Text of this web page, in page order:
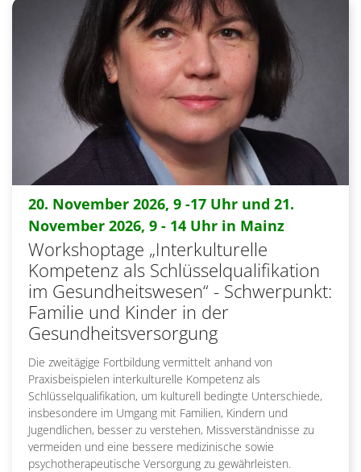
20. November 2026, 9 -17 Uhr und 21.
November 2026, 9 - 14 Uhr in Mainz:
Workshoptage „Interkulturelle
Kompetenz als Schlüsselqualifikation
im Gesundheitswesen“ - Schwerpunkt:
Familie und Kinder in der
Gesundheitsversorgung
Die zweitägige Fortbildung vermittelt anhand von
Praxisbeispielen interkulturelle Kompetenz als
Schlüsselqualifikation, um kulturell bedingte Unterschiede,
insbesondere im Umgang mit Familien, Kindern und
Jugendlichen, besser zu verstehen, Missverständnisse zu
vermeiden und eine bessere medizinische sowie
psychotherapeutische Versorgung zu gewährleisten.